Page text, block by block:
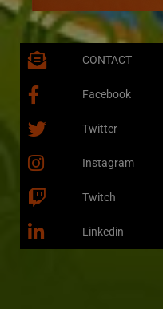
CONTACT
Facebook
Twitter
Instagram
Twitch
Linkedin